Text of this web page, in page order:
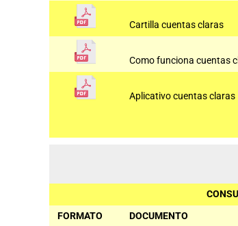
Cartilla cuentas claras
Como funciona cuentas
Aplicativo cuentas claras
FORMATO
DOCUMENTO